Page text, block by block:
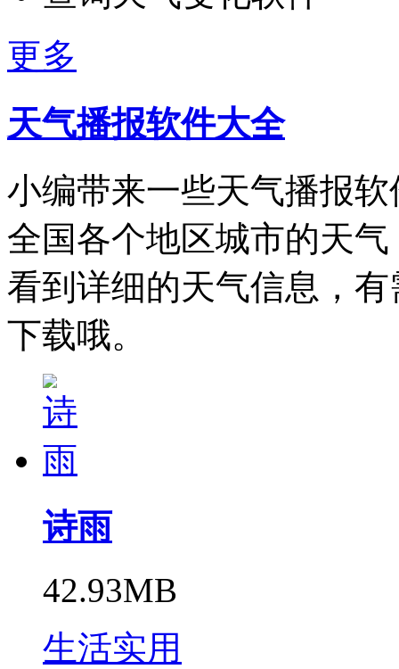
更多
天气播报软件大全
小编带来一些天气播报
全国各个地区城市的天
看到详细的天气信息，
下载哦。
诗雨
42.93MB
生活实用